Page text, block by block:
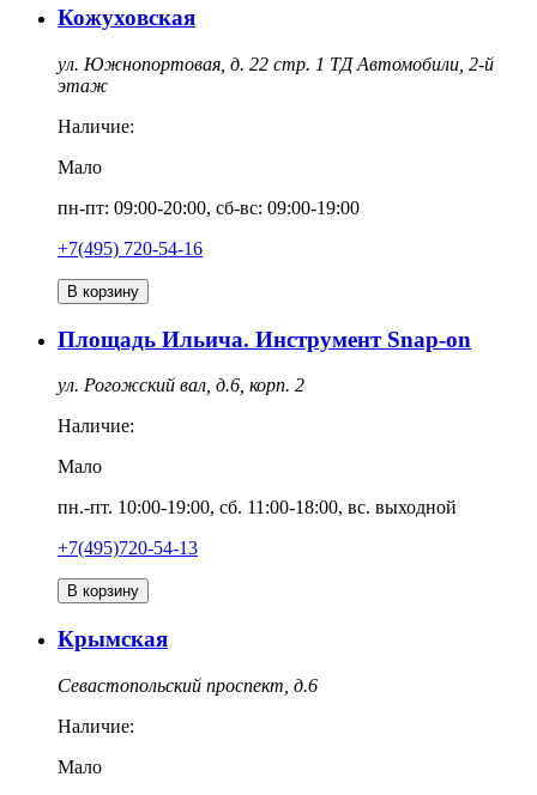
Кожуховская
ул. Южнопортовая, д. 22 стр. 1 ТД Автомобили, 2-й
этаж
Наличие:
Мало
пн-пт: 09:00-20:00, сб-вс: 09:00-19:00
+7(495) 720-54-16
В корзину
Площадь Ильича. Инструмент Snap-on
ул. Рогожский вал, д.6, корп. 2
Наличие:
Мало
пн.-пт. 10:00-19:00, сб. 11:00-18:00, вс. выходной
+7(495)720-54-13
В корзину
Крымская
Севастопольский проспект, д.6
Наличие:
Мало